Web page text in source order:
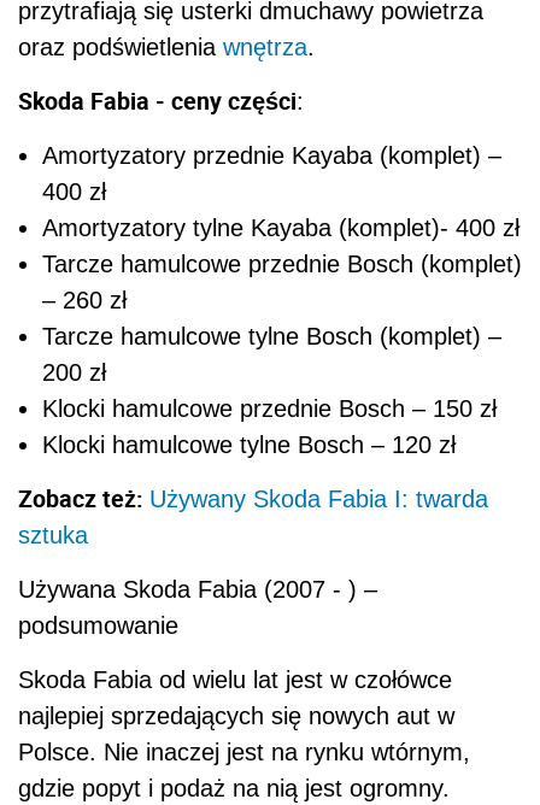
przytrafiają się usterki dmuchawy powietrza
oraz podświetlenia wnętrza.
Skoda Fabia - ceny części:
Amortyzatory przednie Kayaba (komplet) –
400 zł
Amortyzatory tylne Kayaba (komplet)- 400 zł
Tarcze hamulcowe przednie Bosch (komplet)
– 260 zł
Tarcze hamulcowe tylne Bosch (komplet) –
200 zł
Klocki hamulcowe przednie Bosch – 150 zł
Klocki hamulcowe tylne Bosch – 120 zł
Zobacz też: Używany Skoda Fabia I: twarda
sztuka
Używana Skoda Fabia (2007 - ) –
podsumowanie
Skoda Fabia od wielu lat jest w czołówce
najlepiej sprzedających się nowych aut w
Polsce. Nie inaczej jest na rynku wtórnym,
gdzie popyt i podaż na nią jest ogromny.